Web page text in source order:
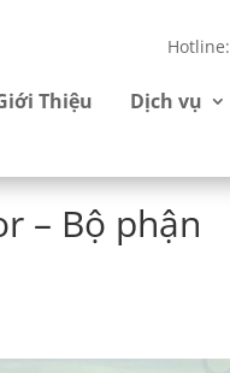
Hotline:
Thiệu Dịch vụ
– Bộ phận